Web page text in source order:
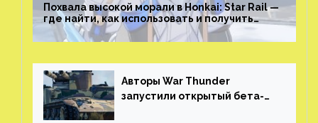
Похвала высокой морали в Honkai: Star Rail —
где найти, как использовать и получить
скрытые достижения
Авторы War Thunder
запустили открытый бета-